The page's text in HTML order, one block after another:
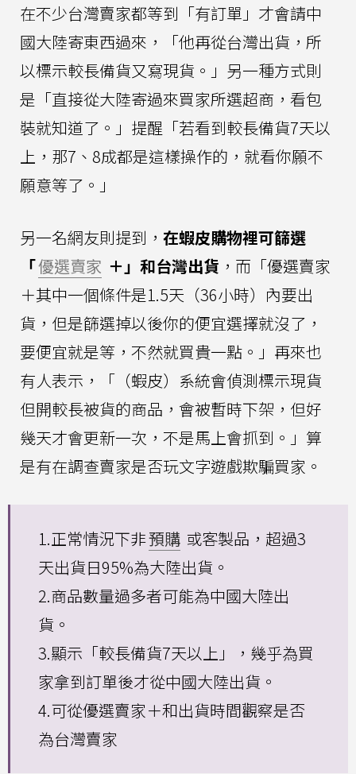
在不少台灣賣家都等到「有訂單」才會請中
國大陸寄東西過來，「他再從台灣出貨，所
以標示較長備貨又寫現貨。」另一種方式則
是「直接從大陸寄過來買家所選超商，看包
裝就知道了。」提醒「若看到較長備貨7天以
上，那7、8成都是這樣操作的，就看你願不
願意等了。」
另一名網友則提到， 在蝦皮購物裡可篩選
「優選賣家 ＋」和台灣出貨 ，而「優選賣家
＋其中一個條件是1.5天（36小時）內要出
貨，但是篩選掉以後你的便宜選擇就沒了，
要便宜就是等，不然就買貴一點。」再來也
有人表示，「（蝦皮）系統會偵測標示現貨
但開較長被貨的商品，會被暫時下架，但好
幾天才會更新一次，不是馬上會抓到。」算
是有在調查賣家是否玩文字遊戲欺騙買家。
1.正常情況下非預購 或客製品，超過3
天出貨日95%為大陸出貨。
2.商品數量過多者可能為中國大陸出
貨。
3.顯示「較長備貨7天以上」，幾乎為買
家拿到訂單後才從中國大陸出貨。
4.可從優選賣家＋和出貨時間觀察是否
為台灣賣家